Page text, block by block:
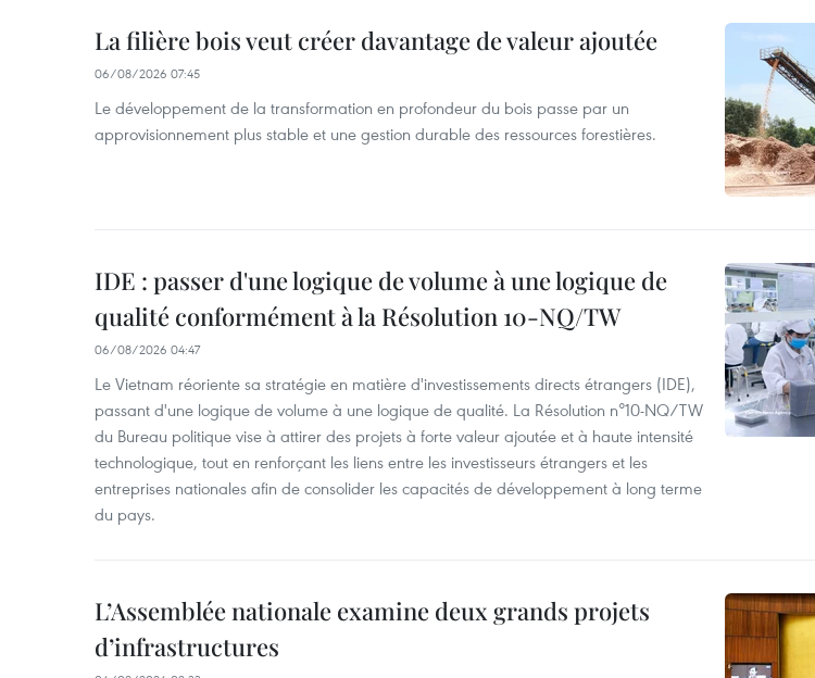
La filière bois veut créer davantage de valeur ajoutée
06/08/2026 07:45
Le développement de la transformation en profondeur du bois passe par un
approvisionnement plus stable et une gestion durable des ressources forestières.
IDE : passer d'une logique de volume à une logique de
qualité conformément à la Résolution 10-NQ/TW
06/08/2026 04:47
Le Vietnam réoriente sa stratégie en matière d'investissements directs étrangers (IDE),
passant d'une logique de volume à une logique de qualité. La Résolution n°10-NQ/TW
du Bureau politique vise à attirer des projets à forte valeur ajoutée et à haute intensité
technologique, tout en renforçant les liens entre les investisseurs étrangers et les
entreprises nationales afin de consolider les capacités de développement à long terme
du pays. ​
L’Assemblée nationale examine deux grands projets
d’infrastructures